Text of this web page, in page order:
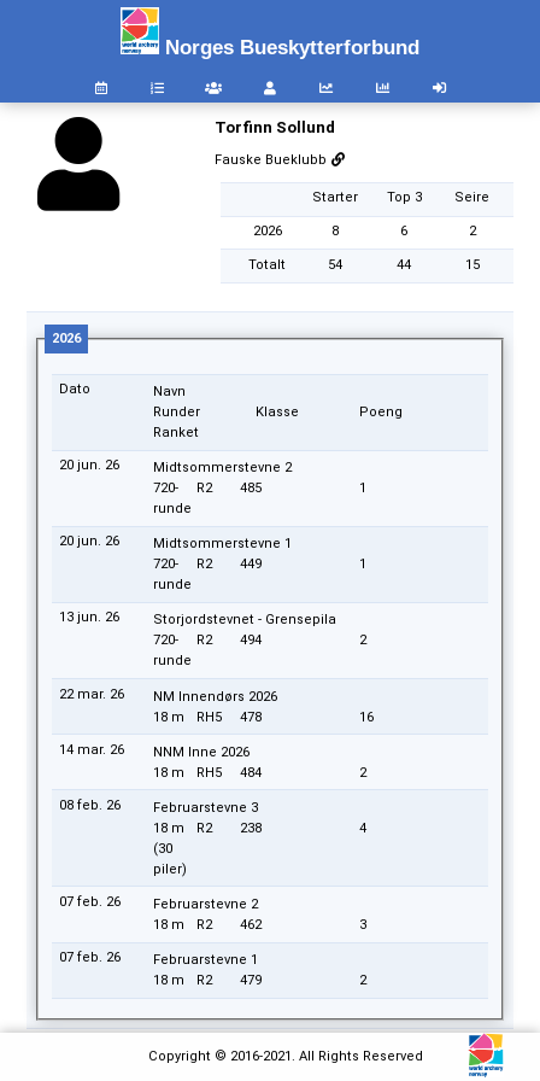
Norges Bueskytterforbund
Torfinn Sollund
Fauske Bueklubb
Starter Top 3 Seire
2026 8 6 2
Totalt 54 44 15
2026
Dato
Navn
Runder
Klasse
Poeng
Ranket
20 jun. 26
Midtsommerstevne 2
720-
runde
R2 485 1
20 jun. 26
Midtsommerstevne 1
720-
runde
R2 449 1
13 jun. 26
Storjordstevnet - Grensepila
720-
runde
R2 494 2
22 mar. 26
NM Innendørs 2026
18 m
RH5 478 16
14 mar. 26
NNM Inne 2026
18 m
RH5 484 2
08 feb. 26
Februarstevne 3
18 m
(30
piler)
R2 238 4
07 feb. 26
Februarstevne 2
18 m
R2 462 3
07 feb. 26
Februarstevne 1
18 m
R2 479 2
Copyright © 2016-2021. All Rights Reserved